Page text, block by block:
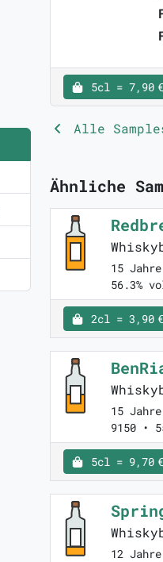
5cl = 7,90 €
Alle
Ähnliche
15
56.3%
2cl = 3,90 €
15
9150 •
5cl = 9,70 €
12